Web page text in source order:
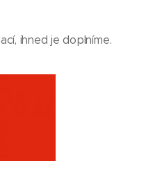
ihned je doplníme.